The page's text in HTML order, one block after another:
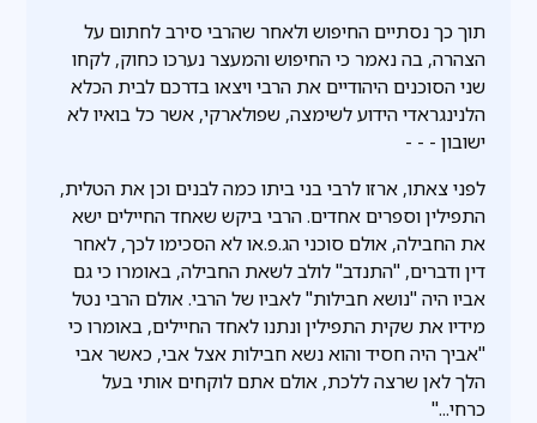
תוך כך נסתיים החיפוש ולאחר שהרבי סירב לחתום על
הצהרה, בה נאמר כי החיפוש והמעצר נערכו כחוק, לקחו
שני הסוכנים היהודיים את הרבי ויצאו בדרכם לבית הכלא
הלנינגראדי הידוע לשימצה, שפולארקי, אשר כל בואיו לא
ישובון - - -
לפני צאתו, ארזו לרבי בני ביתו כמה לבנים וכן את הטלית,
התפילין וספרים אחדים. הרבי ביקש שאחד החיילים ישא
את החבילה, אולם סוכני הג.פ.או לא הסכימו לכך, לאחר
דין ודברים, "התנדב" לולב לשאת החבילה, באומרו כי גם
אביו היה "נושא חבילות" לאביו של הרבי. אולם הרבי נטל
מידיו את שקית התפילין ונתנו לאחד החיילים, באומרו כי
"אביך היה חסיד והוא נשא חבילות אצל אבי, כאשר אבי
הלך לאן שרצה ללכת, אולם אתם לוקחים אותי בעל
כרחי..."